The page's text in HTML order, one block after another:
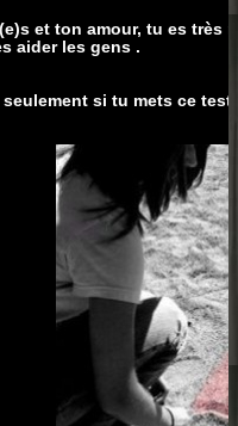
et ton amour, tu es très
aider les gens .
si tu mets ce